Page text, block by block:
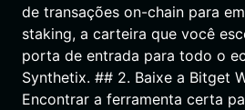
de transações on-chain para
staking, a carteira que você
porta de entrada para todo o
Synthetix. ## 2. Baixe a Bitget
Encontrar a ferramenta certa